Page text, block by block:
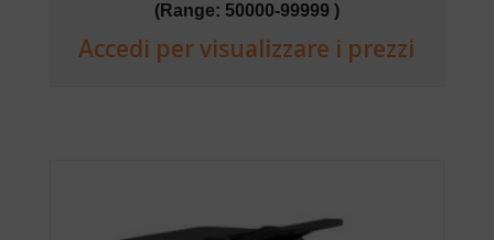
(Range: 50000-99999 )
Accedi per visualizzare i prezzi